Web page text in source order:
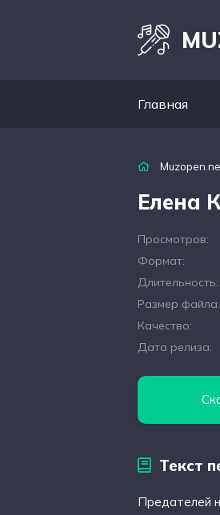
Главная
Елена
Просмотров:
Формат:
Длительность:
Размер файла:
Качество:
Дата релиза:
Текст
Предателей